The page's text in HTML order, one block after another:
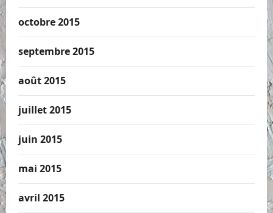
octobre 2015
septembre 2015
août 2015
juillet 2015
juin 2015
mai 2015
avril 2015